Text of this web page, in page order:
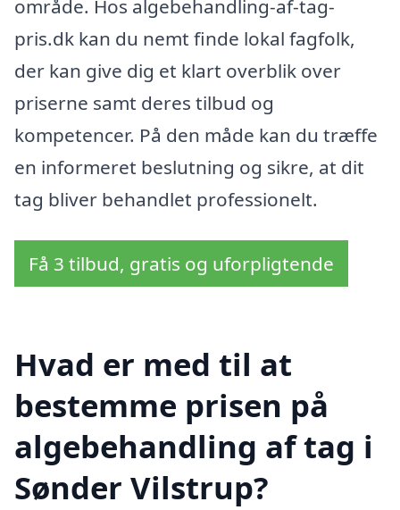
område. Hos algebehandling-af-tag-
pris.dk kan du nemt finde lokal fagfolk,
der kan give dig et klart overblik over
priserne samt deres tilbud og
kompetencer. På den måde kan du træffe
en informeret beslutning og sikre, at dit
tag bliver behandlet professionelt.
Få 3 tilbud, gratis og uforpligtende
Hvad er med til at
bestemme prisen på
algebehandling af tag i
Sønder Vilstrup?